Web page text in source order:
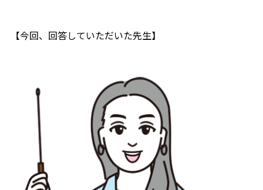
【今回、回答していただいた先生】